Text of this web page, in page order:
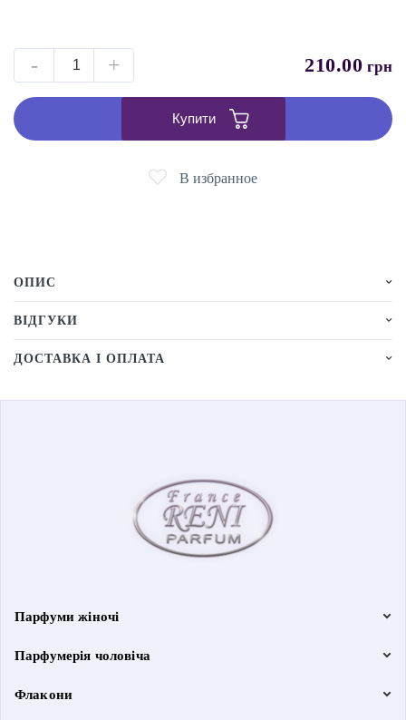
- + 210.00 грн
Купити
В избранное
ОПИС
ВІДГУКИ
ДОСТАВКА І ОПЛАТА
Парфуми жіночі
Парфумерія чоловіча
Флакони